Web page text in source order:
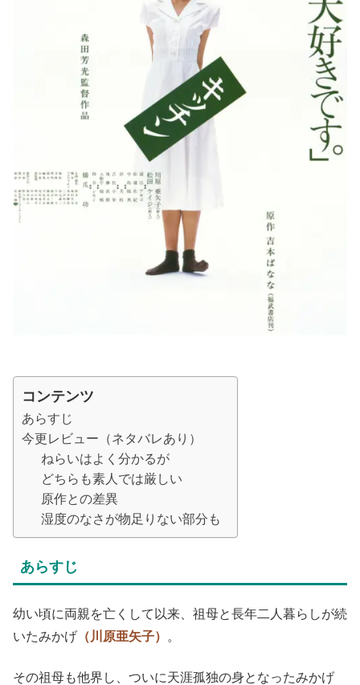
コンテンツ
あらすじ
今更レビュー（ネタバレあり）
ねらいはよく分かるが
どちらも素人では厳しい
原作との差異
湿度のなさが物足りない部分も
あらすじ
幼い頃に両親を亡くして以来、祖母と長年二人暮らしが続
いたみかげ （川原亜矢子） 。
その祖母も他界し、ついに天涯孤独の身となったみかげ